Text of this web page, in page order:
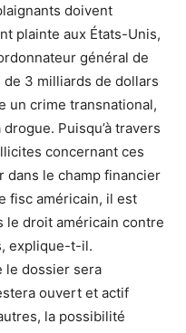
doivent
plainte aux États-Unis,
général de
de 3 milliards de dollars
un crime transnational,
Puisqu’à travers
concernant ces
dans le champ financier
fisc américain, il est
droit américain contre
explique-t-il.
le dossier sera
ouvert et actif
la possibilité